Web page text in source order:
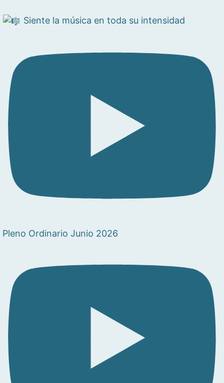
Siente la música en toda su intensidad
Pleno Ordinario Junio 2026